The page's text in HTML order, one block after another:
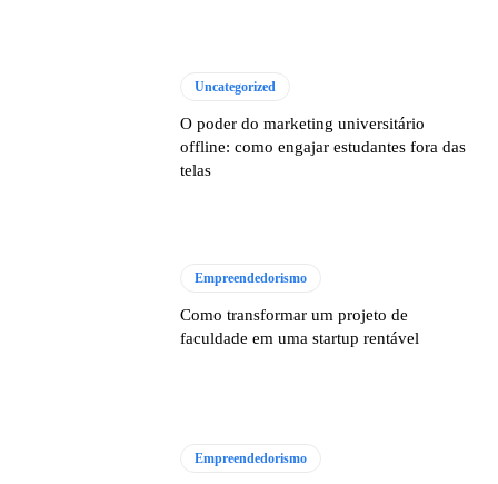
Uncategorized
O poder do marketing universitário
offline: como engajar estudantes fora das
telas
Empreendedorismo
Como transformar um projeto de
faculdade em uma startup rentável
Empreendedorismo